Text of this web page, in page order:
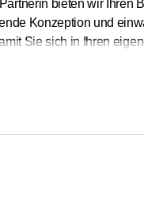
bieten wir
Konzeption und
Sie sich in Ihren